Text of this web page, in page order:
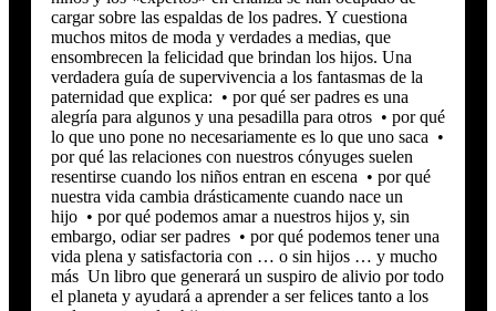
cargar sobre las espaldas de los padres. Y cuestiona
muchos mitos de moda y verdades a medias, que
ensombrecen la felicidad que brindan los hijos. Una
verdadera guía de supervivencia a los fantasmas de la
paternidad que explica: • por qué ser padres es una
alegría para algunos y una pesadilla para otros • por qué
lo que uno pone no necesariamente es lo que uno saca •
por qué las relaciones con nuestros cónyuges suelen
resentirse cuando los niños entran en escena • por qué
nuestra vida cambia drásticamente cuando nace un
hijo • por qué podemos amar a nuestros hijos y, sin
embargo, odiar ser padres • por qué podemos tener una
vida plena y satisfactoria con … o sin hijos … y mucho
más Un libro que generará un suspiro de alivio por todo
el planeta y ayudará a aprender a ser felices tanto a los